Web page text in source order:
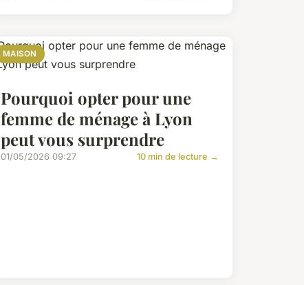
MAISON
Pourquoi opter pour une
femme de ménage à Lyon
peut vous surprendre
01/05/2026 09:27 10 min de lecture →